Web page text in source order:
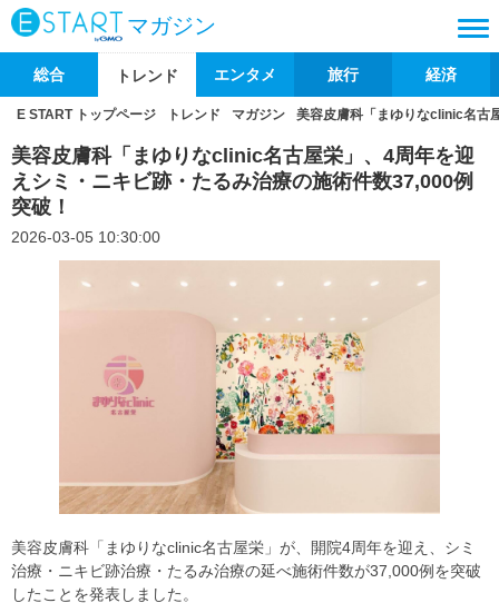
マガジン
総合 トレンド エンタメ 旅行 経済
E START トップページ トレンド マガジン 美容皮膚科「まゆりなclinic名古
美容皮膚科「まゆりなclinic名古屋栄」、4周年を迎
えシミ・ニキビ跡・たるみ治療の施術件数37,000例
突破！
2026-03-05 10:30:00
美容皮膚科「まゆりなclinic名古屋栄」が、開院4周年を迎え、シミ
治療・ニキビ跡治療・たるみ治療の延べ施術件数が37,000例を突破
したことを発表しました。